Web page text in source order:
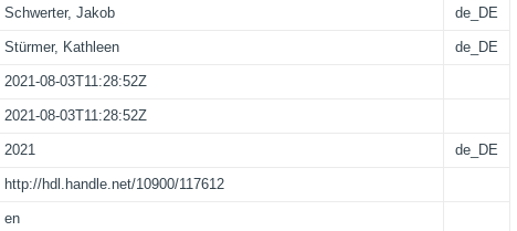
Schwerter, Jakob de_DE
Stürmer, Kathleen de_DE
2021-08-03T11:28:52Z
2021-08-03T11:28:52Z
2021 de_DE
http://hdl.handle.net/10900/117612
en